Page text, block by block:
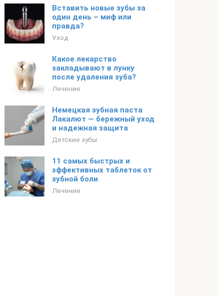
Вставить новые зубы за
один день – миф или
правда?
Уход
Какое лекарство
закладывают в лунку
после удаления зуба?
Лечение
Немецкая зубная паста
Лакалют — бережный уход
и надежная защита
Детские зубы
11 самых быстрых и
эффективных таблеток от
зубной боли
Лечение